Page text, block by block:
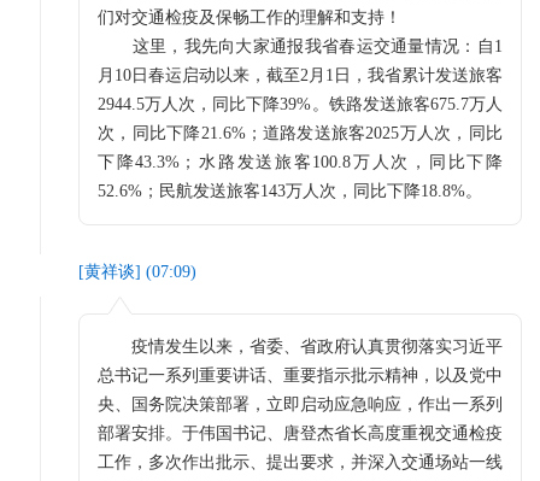
们对交通检疫及保畅工作的理解和支持！
这里，我先向大家通报我省春运交通量情况：自1
月10日春运启动以来，截至2月1日，我省累计发送旅客
2944.5万人次，同比下降39%。铁路发送旅客675.7万人
次，同比下降21.6%；道路发送旅客2025万人次，同比
下降43.3%；水路发送旅客100.8万人次，同比下降
52.6%；民航发送旅客143万人次，同比下降18.8%。
[黄祥谈] (07:09)
疫情发生以来，省委、省政府认真贯彻落实习近平
总书记一系列重要讲话、重要指示批示精神，以及党中
央、国务院决策部署，立即启动应急响应，作出一系列
部署安排。于伟国书记、唐登杰省长高度重视交通检疫
工作，多次作出批示、提出要求，并深入交通场站一线